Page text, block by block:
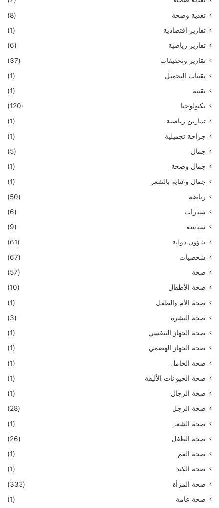
تغذية وصحة
(8)
تقارير اقتصادية
(1)
تقارير رياضية
(6)
تقارير وتحقيقات
(37)
تقنيات التجميل
(1)
تقنية
(1)
تكنولوجيا
(120)
تمارين رياضية
(1)
جراحة تجميلية
(1)
جمال
(5)
جمال وصحة
(1)
جمال وعناية بالشعر
(1)
رياضة
(50)
سيارات
(6)
سياسة
(9)
شؤون دولية
(61)
شخصيات
(67)
صحة
(57)
صحة الأطفال
(10)
صحة الأم والطفل
(1)
صحة البشرة
(3)
صحة الجهاز التنفسي
(1)
صحة الجهاز الهضمي
(1)
صحة الحامل
(1)
صحة الحيوانات الأليفة
(1)
صحة الرجال
(1)
صحة الرجل
(28)
صحة الشعر
(1)
صحة الطفل
(26)
صحة الفم
(1)
صحة الكبد
(1)
صحة المرأة
(333)
صحة عامة
(1)